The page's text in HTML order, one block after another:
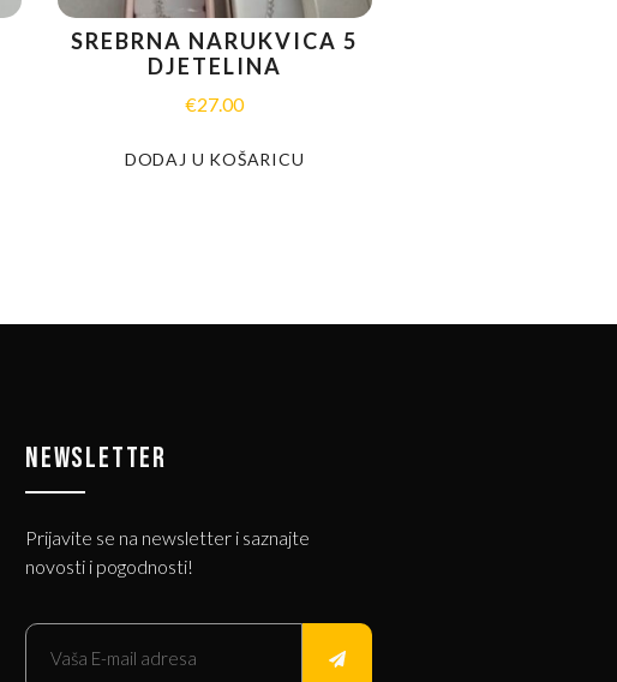
SREBRNA NARUKVICA 5
DJETELINA
€27.00
DODAJ U KOŠARICU
NEWSLETTER
Prijavite se na newsletter i saznajte
novosti i pogodnosti!